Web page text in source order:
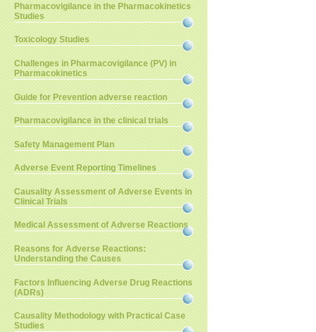
Pharmacovigilance in the Pharmacokinetics
Studies
Toxicology Studies
Challenges in Pharmacovigilance (PV) in
Pharmacokinetics
Guide for Prevention adverse reaction
Pharmacovigilance in the clinical trials
Safety Management Plan
Adverse Event Reporting Timelines
Causality Assessment of Adverse Events in
Clinical Trials
Medical Assessment of Adverse Reactions
Reasons for Adverse Reactions:
Understanding the Causes
Factors Influencing Adverse Drug Reactions
(ADRs)
Causality Methodology with Practical Case
Studies